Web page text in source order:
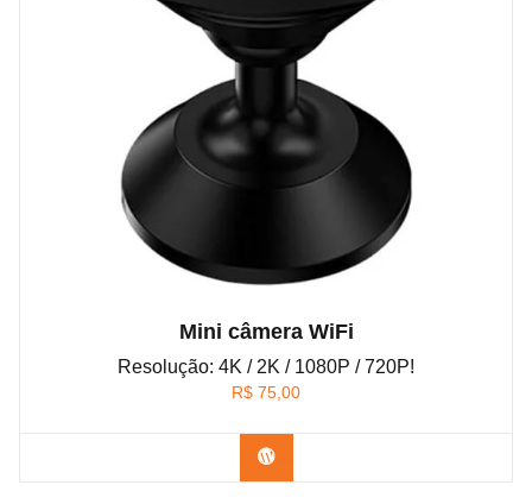
Mini câmera WiFi
Resolução: 4K / 2K / 1080P / 720P!
R$ 75,00
Confira na Amazon